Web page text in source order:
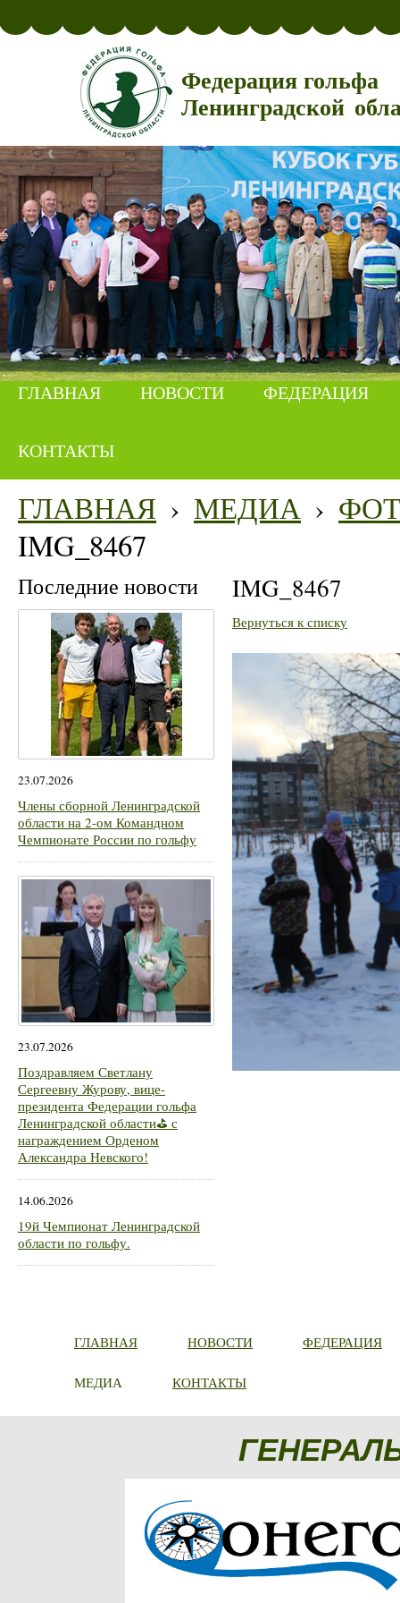
Федерация гольфа
Ленинградской
ГЛАВНАЯ НОВОСТИ ФЕДЕРАЦИЯ
КОНТАКТЫ
ГЛАВНАЯ › МЕДИА ›
IMG_8467
Последние новости
23.07.2026
Члены сборной Ленинградской
области на 2-ом Командном
Чемпионате России по гольфу
23.07.2026
Поздравляем Светлану
Сергеевну Журову, вице-
президента Федерации гольфа
Ленинградской области⛳ с
награждением Орденом
Александра Невского!
14.06.2026
19й Чемпионат Ленинградской
области по гольфу.
IMG_8467
Вернуться к списку
ГЛАВНАЯ НОВОСТИ ФЕДЕРАЦИЯ
МЕДИА КОНТАКТЫ